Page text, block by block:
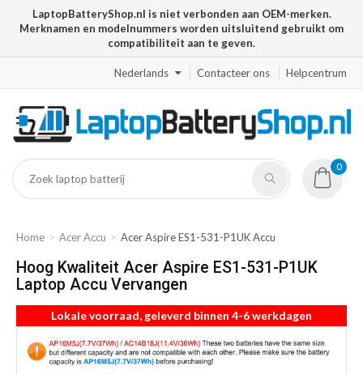
LaptopBatteryShop.nl is niet verbonden aan OEM-merken.
Merknamen en modelnummers worden uitsluitend gebruikt om
compatibiliteit aan te geven.
Nederlands Contacteer ons Helpcentrum
0
Home Acer Accu Acer Aspire ES1-531-P1UK Accu
Hoog Kwaliteit Acer Aspire ES1-531-P1UK
Laptop Accu Vervangen
Lokale voorraad, geleverd binnen 4-6 werkdagen